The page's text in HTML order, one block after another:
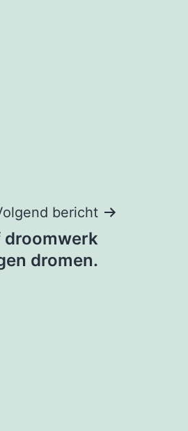
bericht
droomwerk
dromen.